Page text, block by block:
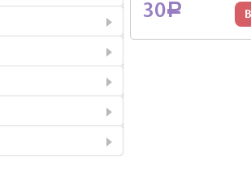
30Р